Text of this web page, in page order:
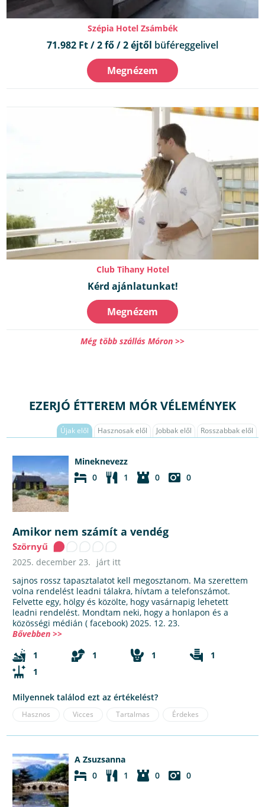
Szépia Hotel Zsámbék
71.982 Ft / 2 fő / 2 éjtől büféreggelivel
Megnézem
Club Tihany Hotel
Kérd ajánlatunkat!
Megnézem
Még több szállás Móron >>
EZERJÓ ÉTTEREM MÓR VÉLEMÉNYEK
Újak elől Hasznosak elől Jobbak elől Rosszabbak elől
Mineknevezz
0
1 0 0
Amikor nem számít a vendég
Szörnyű
2025. december 23.
járt itt
sajnos rossz tapasztalatot kell megosztanom. Ma szerettem
volna rendelést leadni tálakra, hívtam a telefonszámot.
Felvette egy, hölgy és közölte, hogy vasárnapig lehetett
leadni rendelést. Mondtam neki, hogy a honlapon és a
közösségi médián ( facebook) 2025. 12. 23.
Bővebben >>
1
1 1
1
1
Milyennek találod ezt az értékelést?
Hasznos Vicces Tartalmas Érdekes
A Zsuzsanna
0
1 0 0